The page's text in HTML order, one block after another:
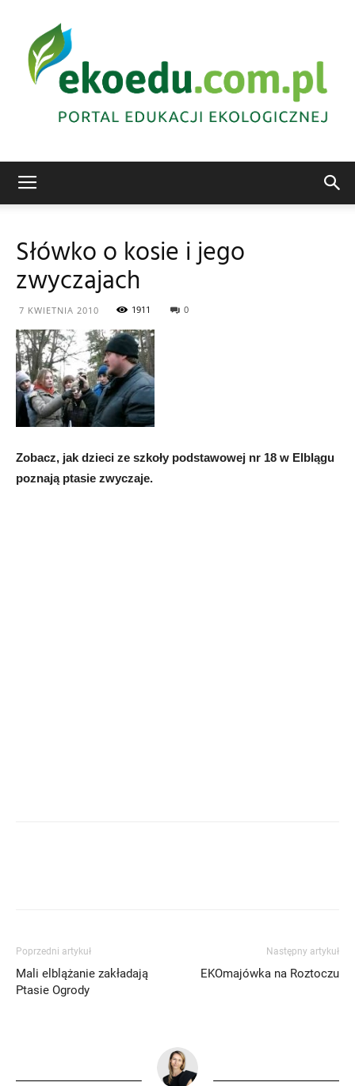
ekologiczna
Słówko o kosie i jego
zwyczajach
7 KWIETNIA 2010 1911 0
Zobacz, jak dzieci ze szkoły podstawowej nr 18 w Elblągu
poznają ptasie zwyczaje.
Poprzedni artykuł
Mali elblążanie zakładają
Ptasie Ogrody
Następny artykuł
EKOmajówka na Roztoczu